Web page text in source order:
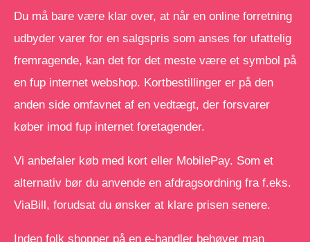
Du må bare være klar over, at når en online forretning
udbyder varer for en salgspris som anses for ufattelig
fremragende, kan det for det meste være et symbol på
en fup internet webshop. Kortbestillinger er på den
anden side omfavnet af en vedtægt, der forsvarer
køber imod fup internet foretagender.
Vi anbefaler køb med kort eller MobilePay. Som et
alternativ bør du anvende en afdragsordning fra f.eks.
ViaBill, forudsat du ønsker at klare prisen senere.
Inden folk shopper på en e-handler behøver man